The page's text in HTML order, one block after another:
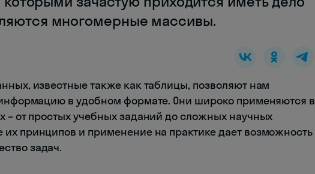
многомерные массивы.
известные также как таблицы, позволяют нам
в удобном формате. Они широко применяются в
– от простых учебных заданий до сложных научных
принципов и применение на практике дает возможность
задач.